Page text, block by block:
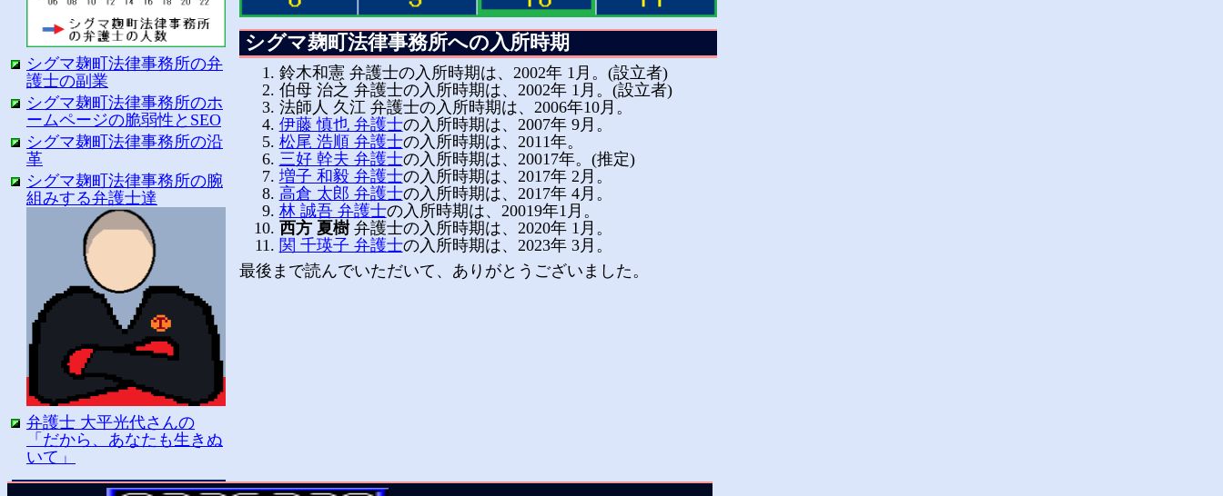
シグマ麹町法律事務所への入所時期
鈴木和憲 弁護士の入所時期は、2002年 1月。(設立者)
伯母 治之 弁護士の入所時期は、2002年 1月。(設立者)
法師人 久江 弁護士の入所時期は、2006年10月。
伊藤 慎也 弁護士の入所時期は、2007年 9月。
松尾 浩順 弁護士の入所時期は、2011年。
三好 幹夫 弁護士の入所時期は、20017年。(推定)
増子 和毅 弁護士の入所時期は、2017年 2月。
高倉 太郎 弁護士の入所時期は、2017年 4月。
林 誠吾 弁護士の入所時期は、20019年1月。
西方 夏樹弁護士の入所時期は、2020年 1月。
関 千瑛子 弁護士の入所時期は、2023年 3月。
最後まで読んでいただいて、ありがとうございました。
シグマ麹町法律事務所の弁
護士の副業
シグマ麹町法律事務所のホ
ームページの脆弱性とSEO
シグマ麹町法律事務所の沿
革
シグマ麹町法律事務所の腕
組みする弁護士達
弁護士 大平光代さんの
「だから、あなたも生きぬ
いて」